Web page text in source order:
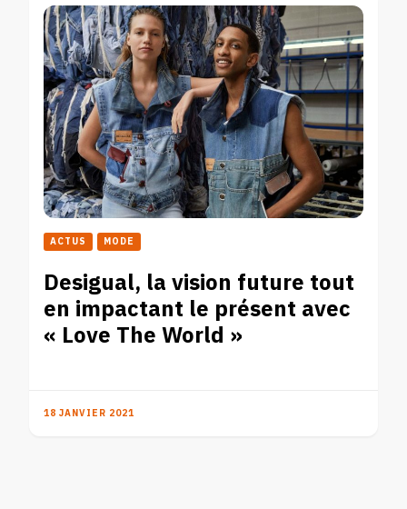
ACTUS MODE
Desigual, la vision future tout
en impactant le présent avec
« Love The World »
18 JANVIER 2021